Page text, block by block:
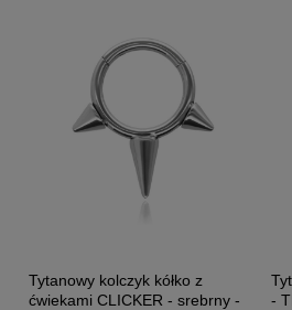
Tytanowy kolczyk kółko z
ćwiekami CLICKER - srebrny -
-